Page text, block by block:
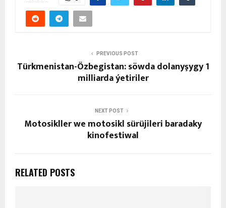
PREVIOUS POST
Türkmenistan-Özbegistan: söwda dolanyşygy 1
milliarda ýetiriler
NEXT POST
Motosikller we motosikl sürüjileri baradaky
kinofestiwal
RELATED POSTS